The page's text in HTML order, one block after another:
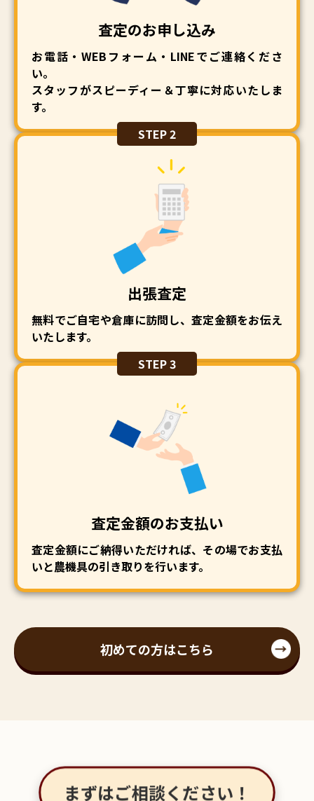
査定のお申し込み
お電話・WEBフォーム・LINEでご連絡くださ
い。
スタッフがスピーディー＆丁寧に対応いたしま
す。
STEP 2
出張査定
無料でご自宅や倉庫に訪問し、査定金額をお伝え
いたします。
STEP 3
査定金額のお支払い
査定金額にご納得いただければ、その場でお支払
いと農機具の引き取りを行います。
初めての方はこちら
まずはご相談ください！